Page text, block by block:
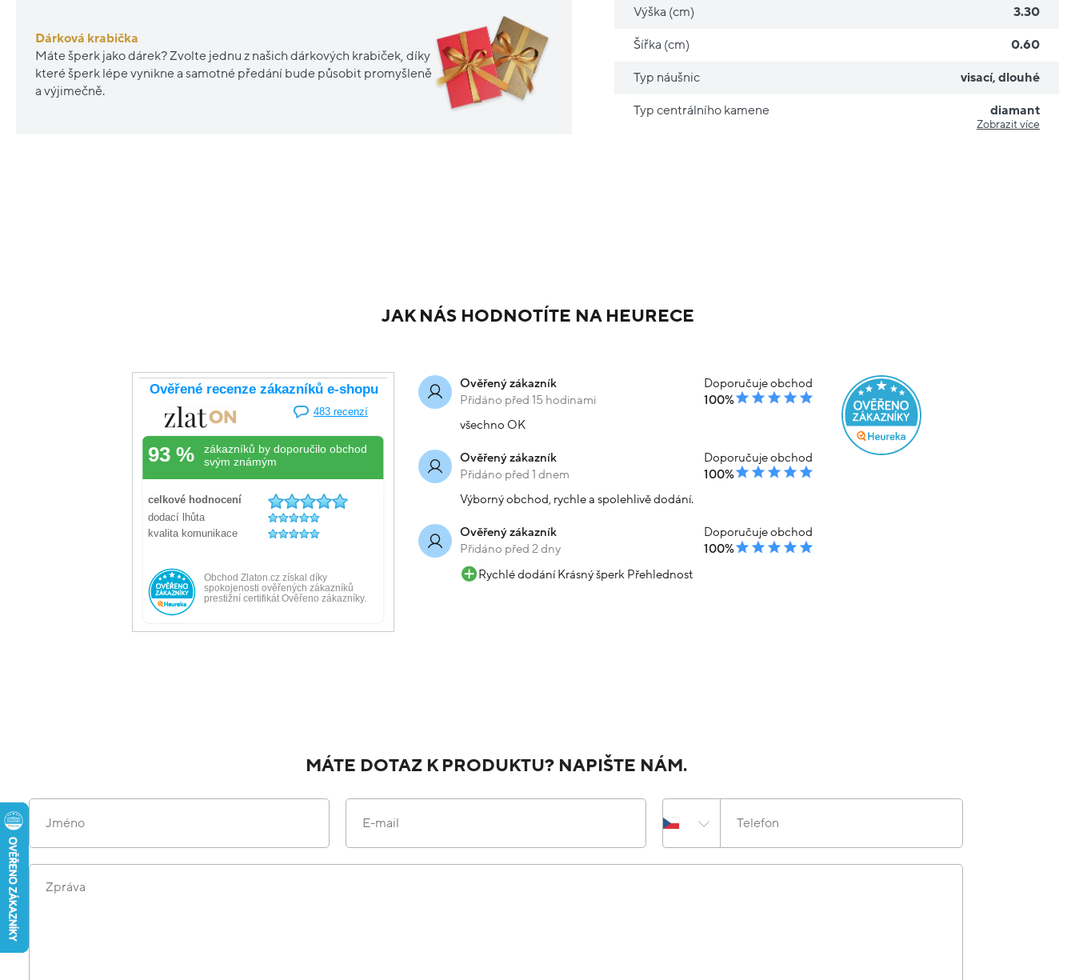
Dárková krabička
Máte šperk jako dárek? Zvolte jednu z našich dárkových krabiček, díky
které šperk lépe vynikne a samotné předání bude působit promyšleně
a výjimečně.
Výška (cm) 3.30
Šířka (cm) 0.60
Typ náušnic visací, dlouhé
Typ centrálního kamene diamant
Zobrazit více
JAK NÁS HODNOTÍTE NA HEURECE
Ověřený zákazník
Přidáno před 15 hodinami
Doporučuje obchod
100%
všechno OK
Ověřený zákazník
Přidáno před 1 dnem
Doporučuje obchod
100%
Výborný obchod, rychle a spolehlivě dodání.
Ověřený zákazník
Přidáno před 2 dny
Doporučuje obchod
100%
Rychlé dodání Krásný šperk Přehlednost
MÁTE DOTAZ K PRODUKTU? NAPIŠTE NÁM.
Jméno E-mail Telefon
Zpráva